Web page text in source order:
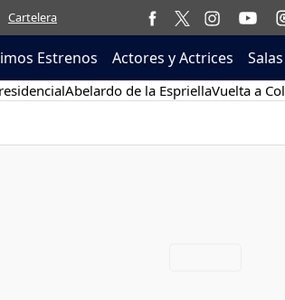
Cartelera
Estrenos Actores y Actrices Salas
Abelardo de la EspriellaVuelta a